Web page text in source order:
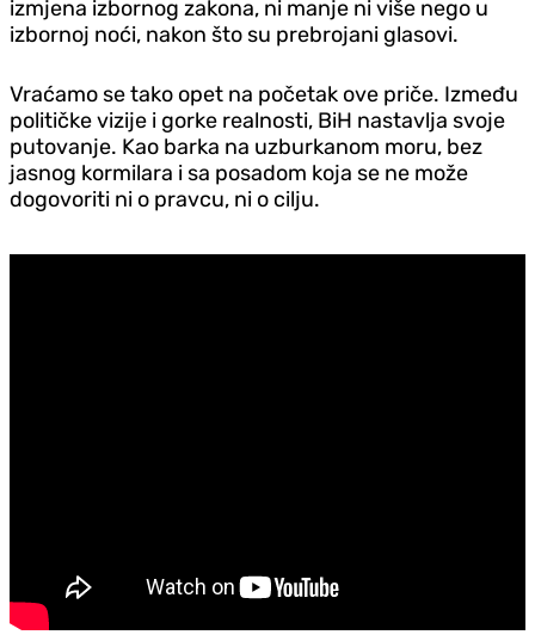
izmjena izbornog zakona, ni manje ni više nego u
izbornoj noći, nakon što su prebrojani glasovi.
Vraćamo se tako opet na početak ove priče. Između
političke vizije i gorke realnosti, BiH nastavlja svoje
putovanje. Kao barka na uzburkanom moru, bez
jasnog kormilara i sa posadom koja se ne može
dogovoriti ni o pravcu, ni o cilju.